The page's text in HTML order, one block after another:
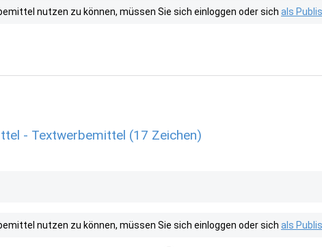
nutzen zu können, müssen Sie sich einloggen oder sich als
- Textwerbemittel (17 Zeichen)
nutzen zu können, müssen Sie sich einloggen oder sich als